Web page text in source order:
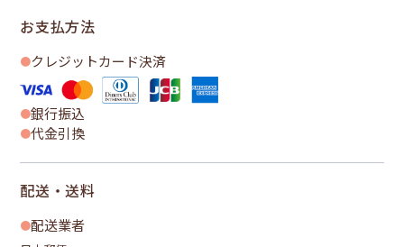
お支払方法
クレジットカード決済
銀行振込
代金引換
配送・送料
配送業者